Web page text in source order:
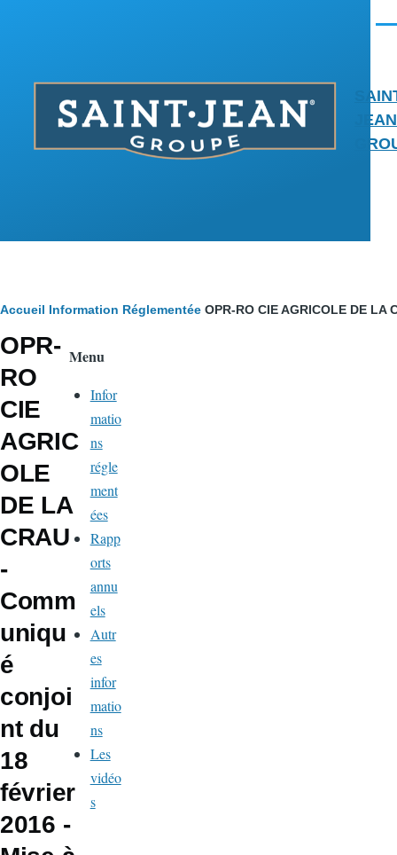
JEAN
Fil
d'Ariane
Accueil Information Réglementée OPR-RO CIE AGRICOLE DE
OPR-
RO
CIE
AGRIC
OLE
DE LA
CRAU
-
Comm
uniqu
é
conjoi
nt du
18
février
2016 -
Menu
Infor
matio
ns
régle
ment
ées
Rapp
orts
annu
els
Autr
es
infor
matio
ns
Les
vidéo
s